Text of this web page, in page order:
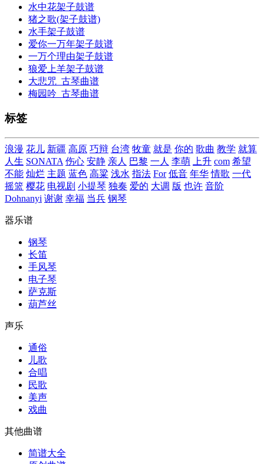
水中花架子鼓谱
猪之歌(架子鼓谱)
水手架子鼓谱
爱你一万年架子鼓谱
一万个理由架子鼓谱
狼爱上羊架子鼓谱
大悲咒_古琴曲谱
梅园吟_古琴曲谱
标签
浪漫 花儿 新疆 高原 巧辩 台湾 牧童 就是 你的 歌曲 教学 就算
人生 SONATA 伤心 安静 亲人 巴黎 一人 李萌 上升 com 希望
不能 灿烂 主题 蓝色 高粱 浅水 指法 For 低音 年华 情歌 一代
摇篮 樱花 电视剧 小提琴 独奏 爱的 大调 版 也许 音阶
Dohnanyi 谢谢 幸福 当兵 钢琴
器乐谱
钢琴
长笛
手风琴
电子琴
萨克斯
葫芦丝
声乐
通俗
儿歌
合唱
民歌
美声
戏曲
其他曲谱
简谱大全